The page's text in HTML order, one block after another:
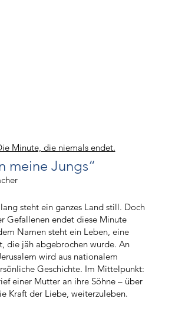
Minute, die niemals endet.
meine Jungs“
steht ein ganzes Land still. Doch
Gefallenen endet diese Minute
Namen steht ein Leben, eine
die jäh abgebrochen wurde. An
wird aus nationalem
Geschichte. Im Mittelpunkt:
einer Mutter an ihre Söhne – über
Kraft der Liebe, weiterzuleben.